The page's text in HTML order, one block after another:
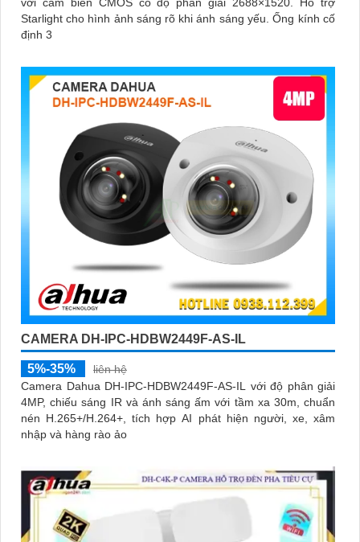
Starlight cho hình ảnh sáng rõ khi ánh sáng yếu. Ống kính cố
định 3
CAMERA DH-IPC-HDBW2449F-AS-IL
5%-35%
liên hệ
Camera Dahua DH-IPC-HDBW2449F-AS-IL với độ phân giải
4MP, chiếu sáng IR và ánh sáng ấm với tầm xa 30m, chuẩn
nén H.265+/H.264+, tích hợp AI phát hiện người, xe, xâm
nhập và hàng rào ảo